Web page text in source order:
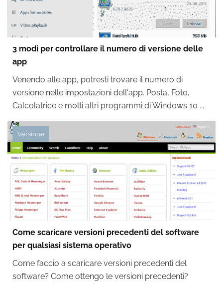
3 modi per controllare il numero di versione delle
app
Venendo alle app, potresti trovare il numero di
versione nelle impostazioni dell'app. Posta, Foto,
Calcolatrice e molti altri programmi di Windows 10 ...
Versione
Come scaricare versioni precedenti del software
per qualsiasi sistema operativo
Come faccio a scaricare versioni precedenti del
software? Come ottengo le versioni precedenti?